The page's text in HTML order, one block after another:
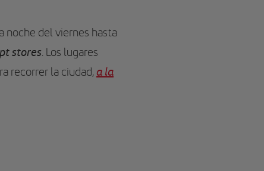
noche del viernes hasta
stores. Los lugares
recorrer la ciudad, a la